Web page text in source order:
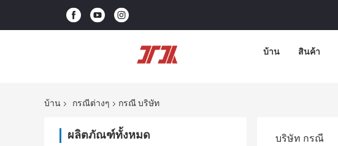
บ้าน สินค้า
บ้าน กรณีต่างๆ กรณี บริษัท
ผลิตภัณฑ์ทั้งหมด
บริษัท กรณี